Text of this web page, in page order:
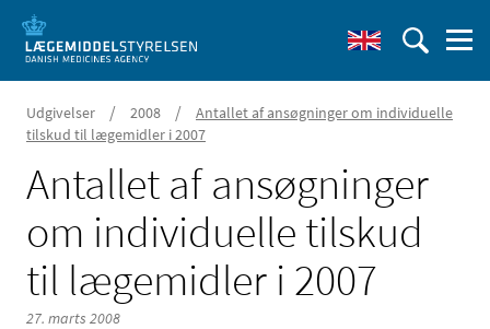
Udgivelser / 2008 /
Antallet af ansøgninger om individuelle
tilskud til lægemidler i 2007
Antallet af ansøgninger
om individuelle tilskud
til lægemidler i 2007
27. marts 2008